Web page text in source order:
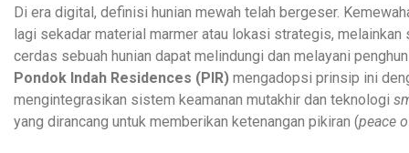
Di era digital, definisi hunian mewah telah bergeser.
lagi sekadar material marmer atau lokasi strategis, melainkan
cerdas sebuah hunian dapat melindungi dan melayani
Pondok Indah Residences (PIR) mengadopsi prinsip ini
mengintegrasikan sistem keamanan mutakhir dan teknologi
yang dirancang untuk memberikan ketenangan pikiran (peace